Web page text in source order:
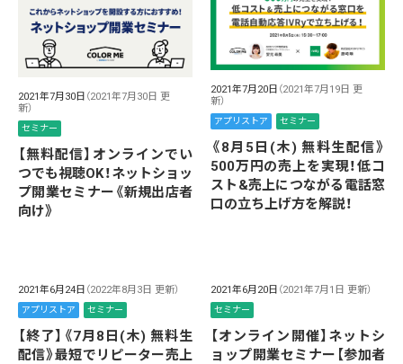
2021年7月30日 （2021年7月30日 更
新）
セミナー
【無料配信】オンラインでい
つでも視聴OK！ネットショッ
プ開業セミナー《新規出店者
向け》
2021年7月20日 （2021年7月19日 更
新）
アプリストア セミナー
《8月5日(木) 無料生配信》
500万円の売上を実現！低コ
スト&売上につながる電話窓
口の立ち上げ方を解説！
2021年6月24日 （2022年8月3日 更新）
アプリストア セミナー
【終了】《7月8日(木) 無料生
配信》最短でリピーター売上
2021年6月20日 （2021年7月1日 更新）
セミナー
【オンライン開催】ネットシ
ョップ開業セミナー【参加者